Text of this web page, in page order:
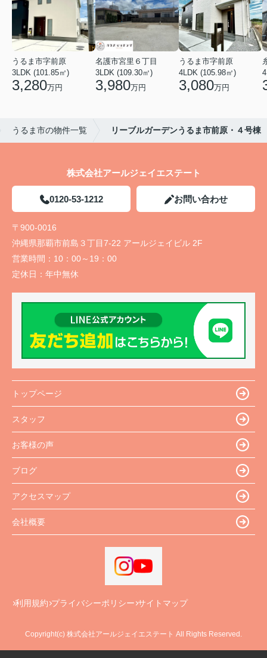
うるま市字前原
3LDK (101.85㎡)
3,280万円
名護市宮里６丁目
3LDK (109.30㎡)
3,980万円
うるま市字前原
4LDK (105.98㎡)
3,080万円
うるま市の物件一覧 リーブルガーデンうるま市前原・４号棟
株式会社アールジェイエステート
0120-53-1212 お問い合わせ
〒900-0016
沖縄県那覇市前島３丁目7-22 アールジェイビル 2F
営業時間： 10：00～19：00
定休日： 年中無休
トップページ
スタッフ
お客様の声
ブログ
アクセスマップ
会社概要
利用規約 プライバシーポリシー サイトマップ
Copyright(c) 株式会社アールジェイエステート All Rights Reserved.